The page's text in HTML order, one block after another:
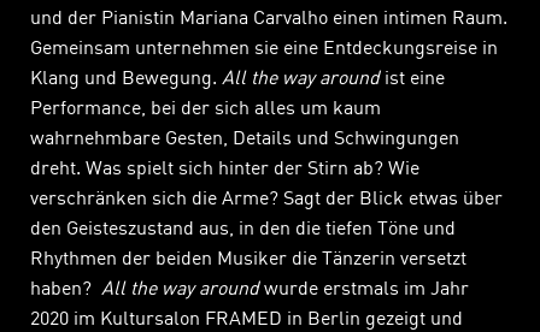
und der Pianistin Mariana Carvalho einen intimen Raum.
Gemeinsam unternehmen sie eine Entdeckungsreise in
Klang und Bewegung. All the way aroundist eine
Performance, bei der sich alles um kaum
wahrnehmbare Gesten, Details und Schwingungen
dreht. Was spielt sich hinter der Stirn ab? Wie
verschränken sich die Arme? Sagt der Blick etwas über
den Geisteszustand aus, in den die tiefen Töne und
Rhythmen der beiden Musiker die Tänzerin versetzt
haben? All the way aroundwurde erstmals im Jahr
2020 im Kultursalon FRAMED in Berlin gezeigt und